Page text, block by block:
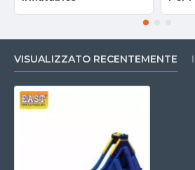
VISUALIZZATO RECENTEMENTE